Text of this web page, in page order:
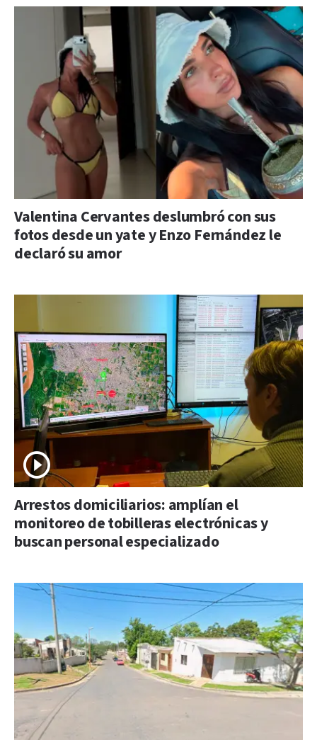
Valentina Cervantes deslumbró con sus
fotos desde un yate y Enzo Fernández le
declaró su amor
Arrestos domiciliarios: amplían el
monitoreo de tobilleras electrónicas y
buscan personal especializado